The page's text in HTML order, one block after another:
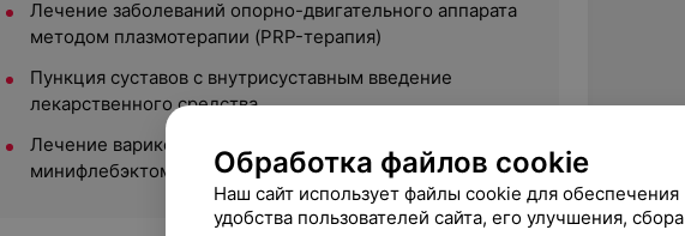
Лечение заболеваний опорно-двигательного аппарата
методом плазмотерапии (PRP-терапия)
Пункция суставов с внутрисуставным введение
лекарственного средства
Лечение варикозной болезни: склеротерапия,
минифлебэктомия
Обработка файлов cookie
Наш сайт использует файлы cookie для обеспечения
удобства пользователей сайта, его улучшения, сбора